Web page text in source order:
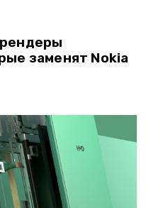
заменят Nokia